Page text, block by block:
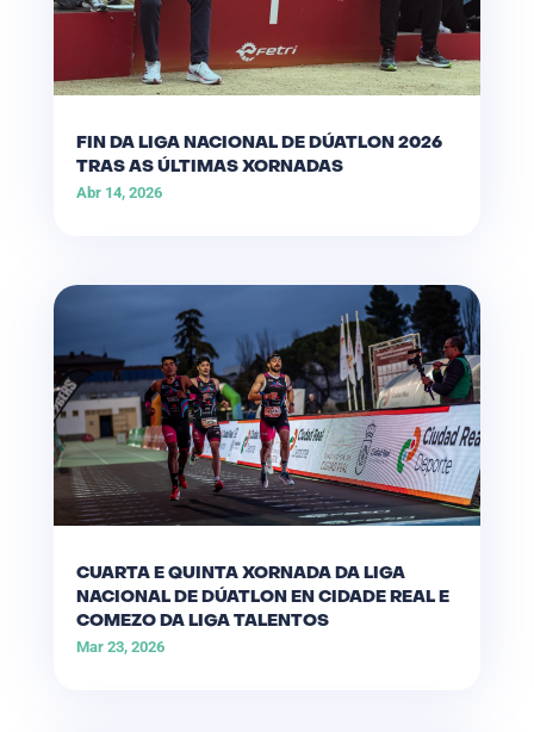
FIN DA LIGA NACIONAL DE DÚATLON 2026
TRAS AS ÚLTIMAS XORNADAS
Abr 14, 2026
CUARTA E QUINTA XORNADA DA LIGA
NACIONAL DE DÚATLON EN CIDADE REAL E
COMEZO DA LIGA TALENTOS
Mar 23, 2026